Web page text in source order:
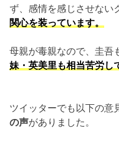
ず、感情を感じさせない
関心を装っています。
母親が毒親なので、圭吾
妹・英美里も相当苦労し
ツイッターでも以下の意
の声がありました。